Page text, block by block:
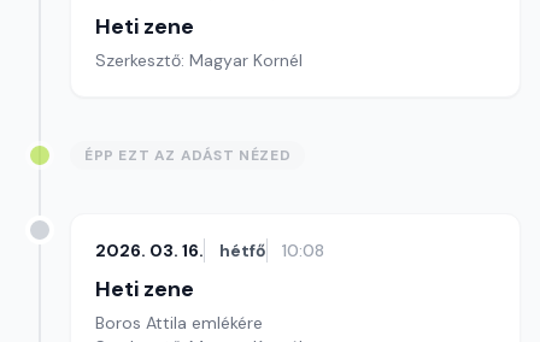
Heti zene
Szerkesztő: Magyar Kornél
ÉPP EZT AZ ADÁST NÉZED
2026. 03. 16. hétfő 10:08
Heti zene
Boros Attila emlékére